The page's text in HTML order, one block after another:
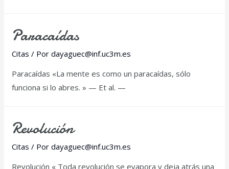
Paracaídas
Citas / Pordayaguec@inf.uc3m.es
Paracaídas «La mente es como un paracaídas, sólo
funciona si lo abres. » — Et al. —
Revolución
Citas / Pordayaguec@inf.uc3m.es
Revolución « Toda revolución se evapora y deja atrás una